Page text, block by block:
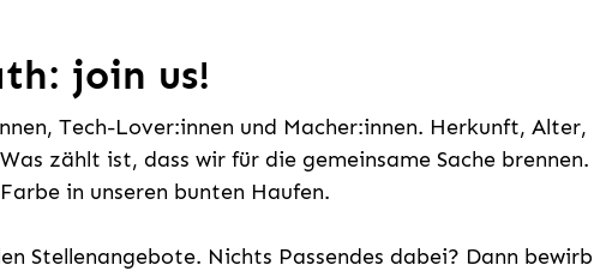
join us!
Tech-Lover:innen und Macher:innen. Herkunft, Alter,
zählt ist, dass wir für die gemeinsame Sache brennen.
in unseren bunten Haufen.
Stellenangebote. Nichts Passendes dabei? Dann bewirb